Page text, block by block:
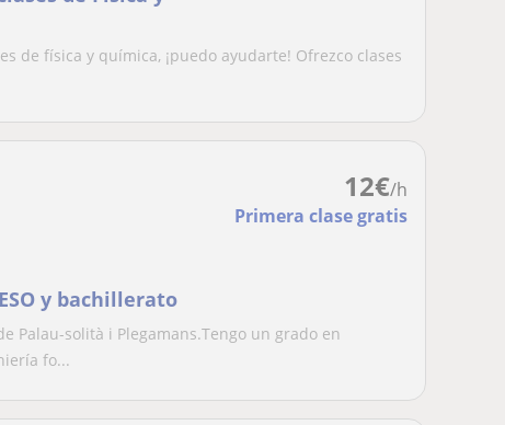
de física y química, ¡puedo ayudarte! Ofrezco clases
12€/h
Primera clase gratis
y bachillerato
Palau-solità i Plegamans.Tengo un grado en
fo...